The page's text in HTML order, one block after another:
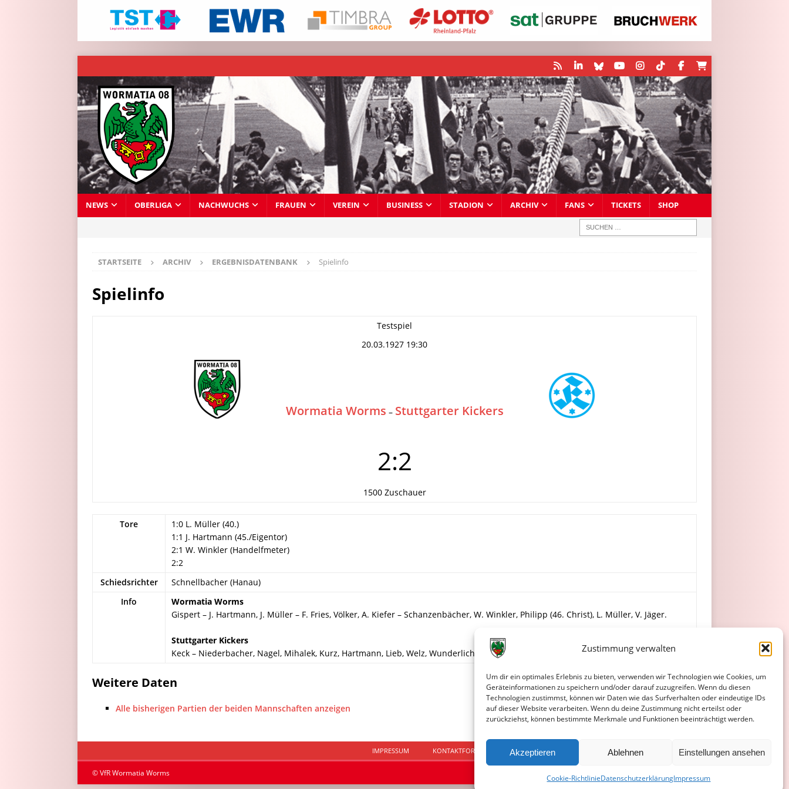
Zustimmung verwalten
Um dir ein optimales Erlebnis zu bieten, verwenden wir Technologien wie Cookies, um
Geräteinformationen zu speichern und/oder darauf zuzugreifen. Wenn du diesen
Technologien zustimmst, können wir Daten wie das Surfverhalten oder eindeutige IDs
auf dieser Website verarbeiten. Wenn du deine Zustimmung nicht erteilst oder
zurückziehst, können bestimmte Merkmale und Funktionen beeinträchtigt werden.
Akzeptieren Ablehnen Einstellungen ansehen
Cookie-RichtlinieDatenschutzerklärungImpressum
NEWS OBERLIGA NACHWUCHS FRAUEN VEREIN BUSINESS STADION ARCHIV FANS TICKETS SHOP
STARTSEITE ARCHIV ERGEBNISDATENBANK Spielinfo
Spielinfo
Testspiel
20.03.1927 19:30
Wormatia Worms – Stuttgarter Kickers
2:2
1500 Zuschauer
Tore
1:0 L. Müller (40.)
1:1 J. Hartmann (45./Eigentor)
2:1 W. Winkler (Handelfmeter)
2:2
Schiedsrichter
Schnellbacher (Hanau)
Info
Wormatia Worms
Gispert – J. Hartmann, J. Müller – F. Fries, Völker, A. Kiefer – Schanzenbächer, W. Winkler, Philipp (46. Christ), L. Müller, V. Jäger.
Stuttgarter Kickers
Keck – Niederbacher, Nagel, Mihalek, Kurz, Hartmann, Lieb, Welz, Wunderlich, Linck, Maneval.
Weitere Daten
Alle bisherigen Partien der beiden Mannschaften anzeigen
IMPRESSUM KONTAKTFORMULAR DATENSCHUTZERKLÄRUNG COOKIE-RICHTLINIE (EU)
© VfR Wormatia Worms